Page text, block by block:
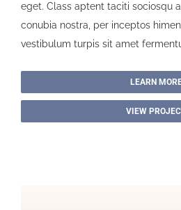
eget. Class aptent taciti sociosqu
conubia nostra, per inceptos
vestibulum turpis sit amet
LEARN
VIEW